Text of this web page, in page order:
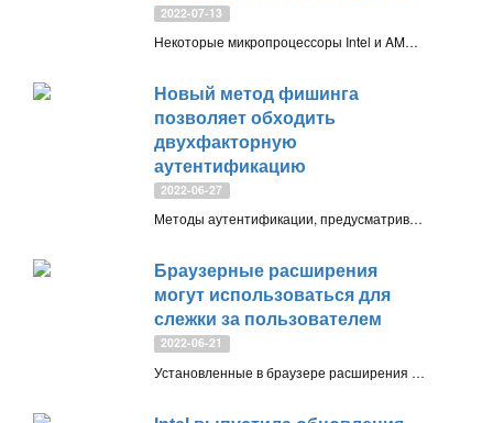
2022-07-13
Некоторые микропроцессоры Intel и AMD оказались подвержены новой уязвимости спекулятивного исполнения, связанной с Spectre Variant 2
Новый метод фишинга
позволяет обходить
двухфакторную
аутентификацию
2022-06-27
Методы аутентификации, предусматривающие использование приложений и устройств безопасности, позволили повысить уровень безопасности. Тем не менее, злоумышленники могут использовать новые виды атак для обхода двухфакторной аутентификации
Браузерные расширения
могут использоваться для
слежки за пользователем
2022-06-21
Установленные в браузере расширения могут использоваться для целей отслеживания пользовательской активности